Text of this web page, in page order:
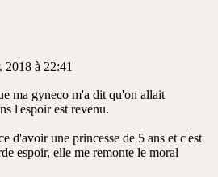
2018 à 22:41
ma gyneco m'a dit qu'on allait
l'espoir est revenu.
d'avoir une princesse de 5 ans et c'est
espoir, elle me remonte le moral